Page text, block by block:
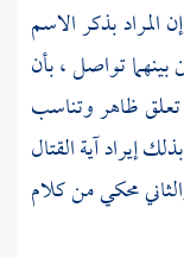
المراد بذكر الاسم
تواصل ، بأن
ظاهر وتناسب
إيراد آية القتال
محكي من كلام